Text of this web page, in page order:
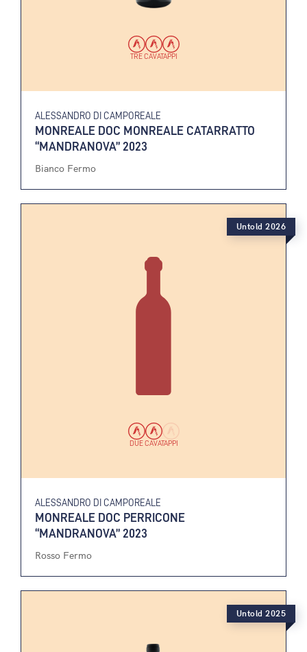
TRE CAVATAPPI
ALESSANDRO DI CAMPOREALE
MONREALE DOC MONREALE CATARRATTO
“MANDRANOVA” 2023
Bianco Fermo
DUE CAVATAPPI
ALESSANDRO DI CAMPOREALE
MONREALE DOC PERRICONE
“MANDRANOVA” 2023
Rosso Fermo
Untold 2026
Untold 2025